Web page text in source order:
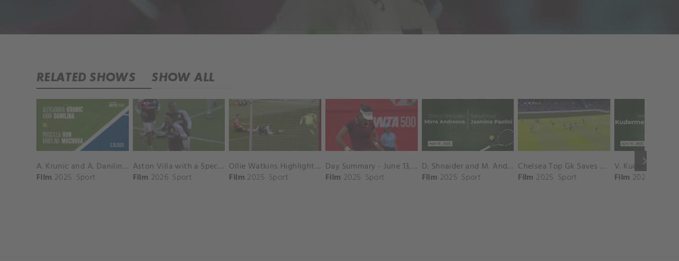
RELATED SHOWS SHOW ALL
keyboard_arrow_right
A. Krunic and A. Danilina vs. P. Hon and K. Muchova Match Highlights - BEIJING_Capital Group Diamond ( October 02, 2025)
Film 2025 Sport
Aston Villa with a Spectacular Goal vs. Nottingham Forest
Film 2026 Sport
Ollie Watkins Highlights vs. Southampton
Film 2025 Sport
Day Summary - June 13, 2025
Film 2025 Sport
D. Shnaider and M. Andreeva vs. S. Errani and J. Paolini Match Highlights - ROME_Campo Centrale ( May 16, 2025)
Film 2025 Sport
Chelsea Top Gk Saves vs. Crystal Palace
Film 2025 Sport Film 2025